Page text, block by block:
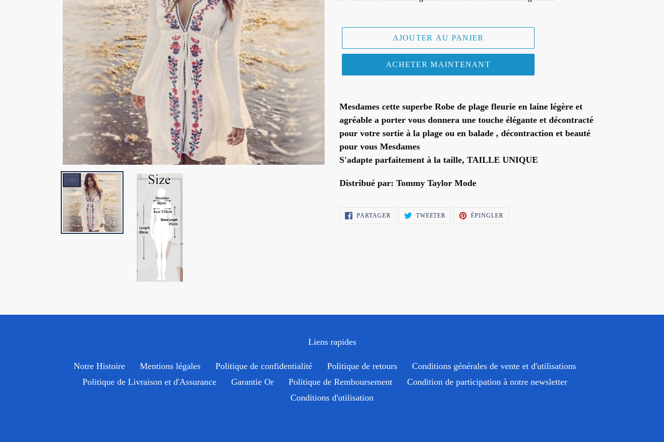
AJOUTER AU PANIER
ACHETER MAINTENANT
d'un
produit
à
votre
panier
Mesdames cette superbe Robe de plage fleurie en laine légère et
agréable a porter vous donnera une touche élégante et décontracté
pour votre sortie à la plage ou en balade , décontraction et beauté
pour vous Mesdames
S'adapte parfaitement à la taille, TAILLE UNIQUE
Distribué par: Tommy Taylor Mode
PARTAGER PARTAGER
SUR
TWEETER TWEETERÉPINGLER
Liens rapides
Notre Histoire Mentions légales Politique de confidentialité Politique de retours
Conditions générales de vente et d'utilisations
Politique de Livraison et d'Assurance
Garantie Or Politique de Remboursement
Condition de participation à notre newsletter
Conditions d'utilisation